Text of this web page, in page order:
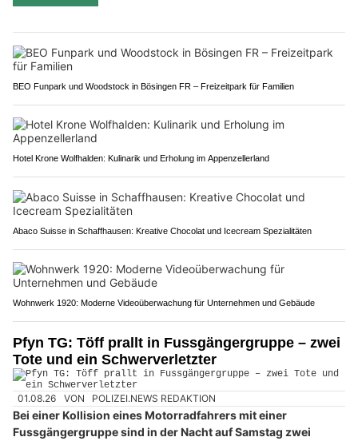
BEO Funpark und Woodstock in Bösingen FR – Freizeitpark für Familien
Hotel Krone Wolfhalden: Kulinarik und Erholung im Appenzellerland
Abaco Suisse in Schaffhausen: Kreative Chocolat und Icecream Spezialitäten
Wohnwerk 1920: Moderne Videoüberwachung für Unternehmen und Gebäude
Pfyn TG: Töff prallt in Fussgängergruppe – zwei
Tote und ein Schwerverletzter
01.08.26 VON POLIZEI.NEWS REDAKTION
Bei einer Kollision eines Motorradfahrers mit einer
Fussgängergruppe sind in der Nacht auf Samstag zwei